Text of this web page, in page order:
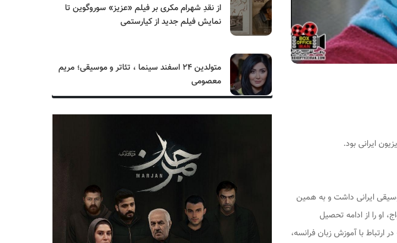
به موسیقی ایرانی داشت و به همین
او را از ادامه تحصیل
با آموزش زبان فرانسه،
از نقدِ شهرام مکری بر فیلم «عزیز» سوروگوین تا
نمایش فیلم جدید از کیارستمی
متولدین ۲۴ اسفند سینما ، تئاتر و موسیقی؛ مریم
معصومی